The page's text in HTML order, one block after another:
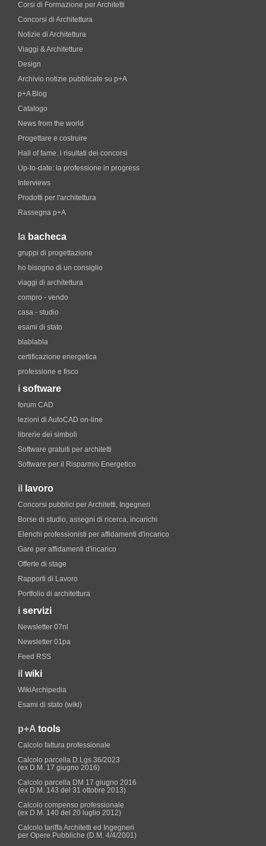
Corsi di Formazione per Architetti
Concorsi di Architettura
Notizie di Architettura
Viaggi & Architetture
Design
Archivio notizie pubblicate su p+A
p+A Blog
Catalogo
News from the world
Progettare e costruire
Hall of fame. i risultati dei concorsi
Up-to-date: la professione in progress
Interviews
Prodotti per l'architettura
Rassegna p+A
la bacheca
gruppi di progettazione
ho bisogno di un consiglio
viaggi di architettura
compro - vendo
casa - studio
esami di stato
blablabla
certificazione energetica
professione e fisco
i software
forum CAD
lezioni di AutoCAD on-line
librerie dei simboli
Software gratuiti per architetti
Software per il Risparmio Energetico
il lavoro
Concorsi pubblici per Architetti, Ingegneri
Borse di studio, assegni di ricerca, incarichi
Elenchi professionisti per affidamenti d'incarico
Gare per affidamenti d'incarico
Offerte di stage
Rapporti di Lavoro
Portfolio di architettura
i servizi
Newsletter 07nl
Newsletter 01pa
Feed RSS
il wiki
WikiArchipedia
Esami di stato (wiki)
p+A tools
Calcolo fattura professionale
Calcolo parcella D.Lgs.36/2023
(ex D.M. 17 giugno 2016)
Calcolo parcella DM 17 giugno 2016
(ex D.M. 143 del 31 ottobre 2013)
Calcolo compenso professionale
(ex D.M. 140 del 20 luglio 2012)
Calcolo tariffa Architetti ed Ingegneri
per Opere Pubbliche (D.M. 4/4/2001)